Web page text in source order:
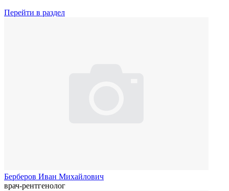
Перейти в раздел
Берберов Иван Михайлович
врач-рентгенолог